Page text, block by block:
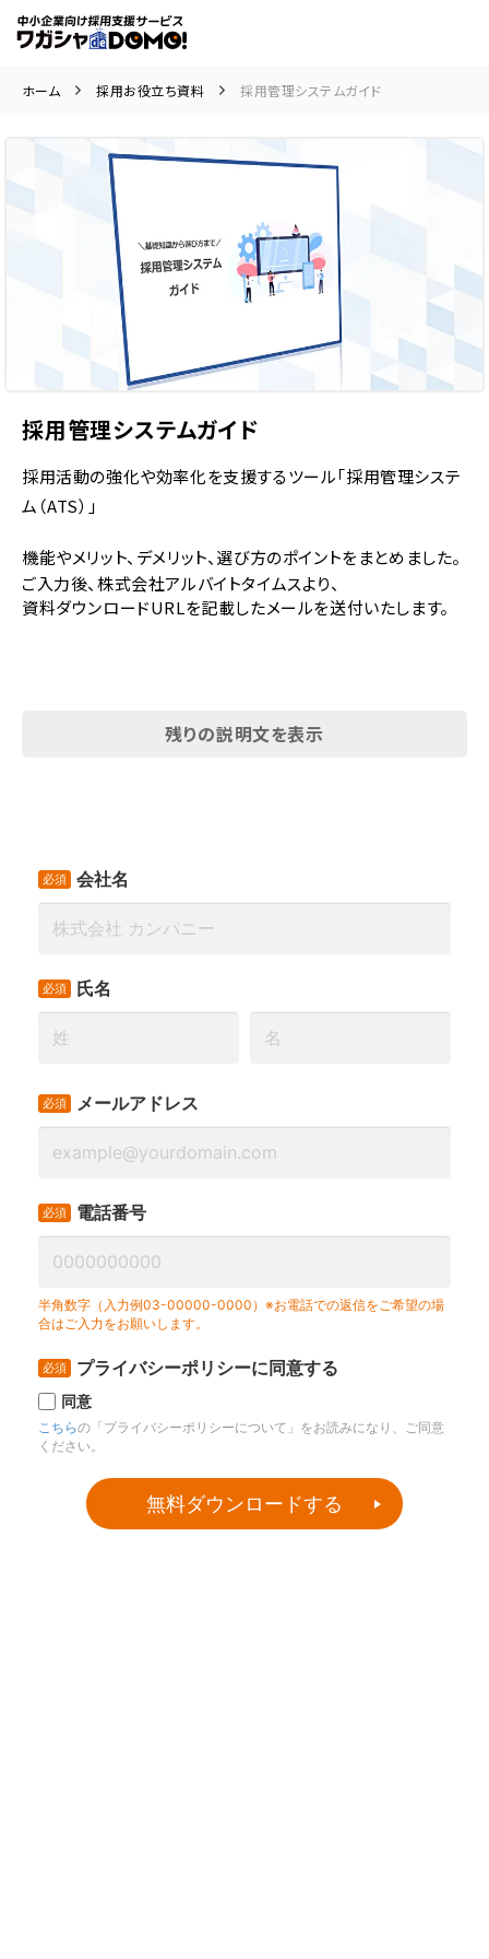
ホーム 採用お役立ち資料 採用管理システムガイド
採用管理システムガイド
採用活動の強化や効率化を支援するツール「採用管理システ
ム（ATS）」
機能やメリット、デメリット、選び方のポイントをまとめました。
ご入力後、株式会社アルバイトタイムスより、
資料ダウンロードURLを記載したメールを送付いたします。
残りの説明文を表示